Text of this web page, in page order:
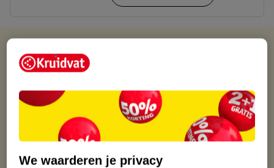
Kruidvat is altijd voordelig
Op werkdagen voor 22:00 uur besteld, volgende dag in huis
Gratis thuisbezorgd vanaf 50.00
Gratis retourneren binnen 30 dagen
Gratis punten met je Kruidvat kaart
We waarderen je privacy